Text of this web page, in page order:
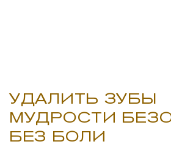
УДАЛИТЬ ЗУБЫ
МУДРОСТИ
БЕЗ БОЛИ